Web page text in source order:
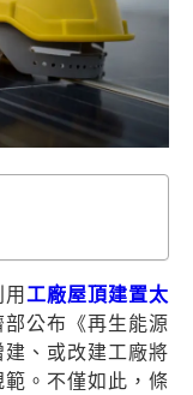
用工廠屋頂建置太
公布《再生能源
、或改建工廠將
。不僅如此，條